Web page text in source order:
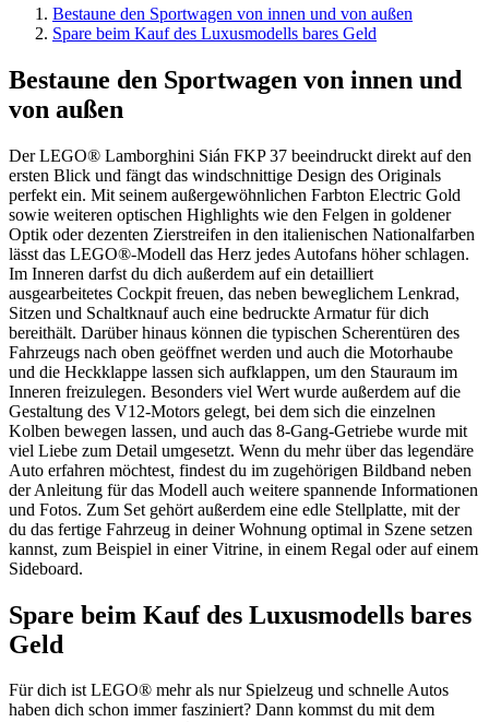
Bestaune den Sportwagen von innen und von außen
Spare beim Kauf des Luxusmodells bares Geld
Bestaune den Sportwagen von innen und
von außen
Der LEGO® Lamborghini Sián FKP 37 beeindruckt direkt auf den
ersten Blick und fängt das windschnittige Design des Originals
perfekt ein. Mit seinem außergewöhnlichen Farbton Electric Gold
sowie weiteren optischen Highlights wie den Felgen in goldener
Optik oder dezenten Zierstreifen in den italienischen Nationalfarben
lässt das LEGO®-Modell das Herz jedes Autofans höher schlagen.
Im Inneren darfst du dich außerdem auf ein detailliert
ausgearbeitetes Cockpit freuen, das neben beweglichem Lenkrad,
Sitzen und Schaltknauf auch eine bedruckte Armatur für dich
bereithält. Darüber hinaus können die typischen Scherentüren des
Fahrzeugs nach oben geöffnet werden und auch die Motorhaube
und die Heckklappe lassen sich aufklappen, um den Stauraum im
Inneren freizulegen. Besonders viel Wert wurde außerdem auf die
Gestaltung des V12-Motors gelegt, bei dem sich die einzelnen
Kolben bewegen lassen, und auch das 8-Gang-Getriebe wurde mit
viel Liebe zum Detail umgesetzt. Wenn du mehr über das legendäre
Auto erfahren möchtest, findest du im zugehörigen Bildband neben
der Anleitung für das Modell auch weitere spannende Informationen
und Fotos. Zum Set gehört außerdem eine edle Stellplatte, mit der
du das fertige Fahrzeug in deiner Wohnung optimal in Szene setzen
kannst, zum Beispiel in einer Vitrine, in einem Regal oder auf einem
Sideboard.
Spare beim Kauf des Luxusmodells bares
Geld
Für dich ist LEGO® mehr als nur Spielzeug und schnelle Autos
haben dich schon immer fasziniert? Dann kommst du mit dem